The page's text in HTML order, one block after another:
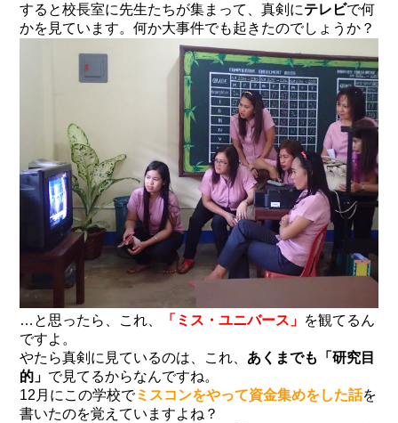
すると校長室に先生たちが集まって、真剣にテレビで何
かを見ています。何か大事件でも起きたのでしょうか？
…と思ったら、これ、 「ミス・ユニバース」 を観てるん
ですよ。
やたら真剣に見ているのは、これ、 あくまでも「研究目
的」 で見てるからなんですね。
12月にこの学校でミスコンをやって資金集めをした話を
書いたのを覚えていますよね？